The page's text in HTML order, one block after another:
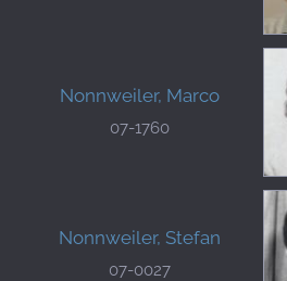
Nonnweiler, Marco
07-1760
Nonnweiler, Stefan
07-0027